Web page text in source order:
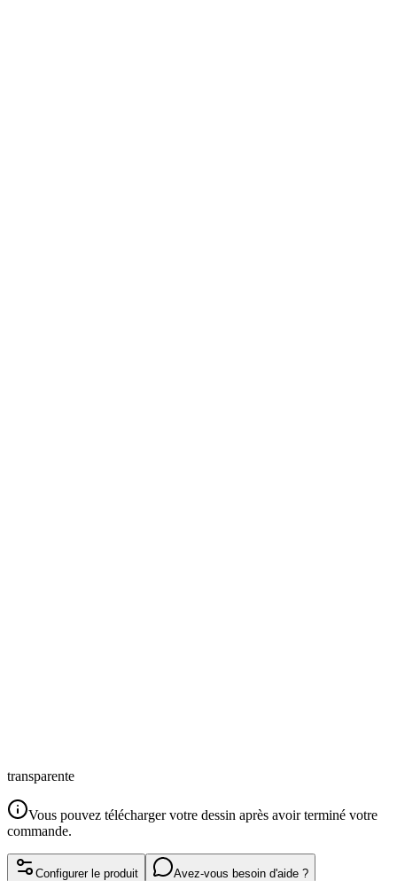
transparente
Vous pouvez télécharger votre dessin après avoir terminé votre
commande.
Configurer le produit Avez-vous besoin d'aide ?